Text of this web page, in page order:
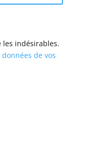
indésirables.
de vos